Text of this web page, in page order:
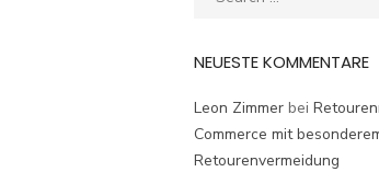
NEUESTE KOMMENTARE
Leon Zimmer bei
Commerce mit
Retourenvermeidung